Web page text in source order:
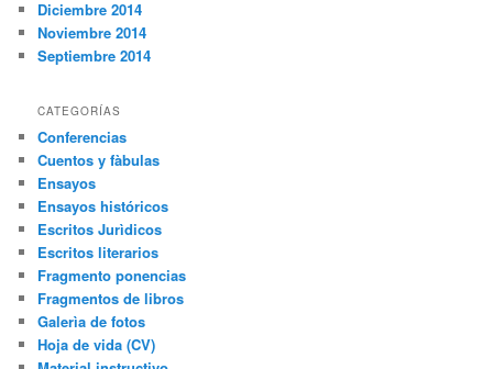
Diciembre 2014
Noviembre 2014
Septiembre 2014
CATEGORÍAS
Conferencias
Cuentos y fàbulas
Ensayos
Ensayos históricos
Escritos Jurìdicos
Escritos literarios
Fragmento ponencias
Fragmentos de libros
Galerìa de fotos
Hoja de vida (CV)